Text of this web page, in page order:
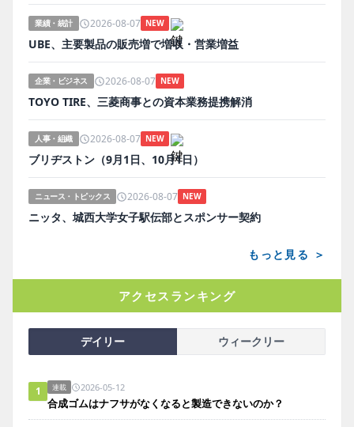
業績・統計 2026-08-07 NEW
UBE、主要製品の販売増で増収・営業増益
企業・ビジネス 2026-08-07 NEW
TOYO TIRE、三菱商事との資本業務提携解消
人事・組織 2026-08-07 NEW
ブリヂストン（9月1日、10月1日）
ニュース・トピックス 2026-08-07 NEW
ニッタ、城西大学女子駅伝部とスポンサー契約
もっと見る ＞
アクセスランキング
デイリー ウィークリー
1 連載 2026-05-12
合成ゴムはナフサがなくなると製造できないのか？